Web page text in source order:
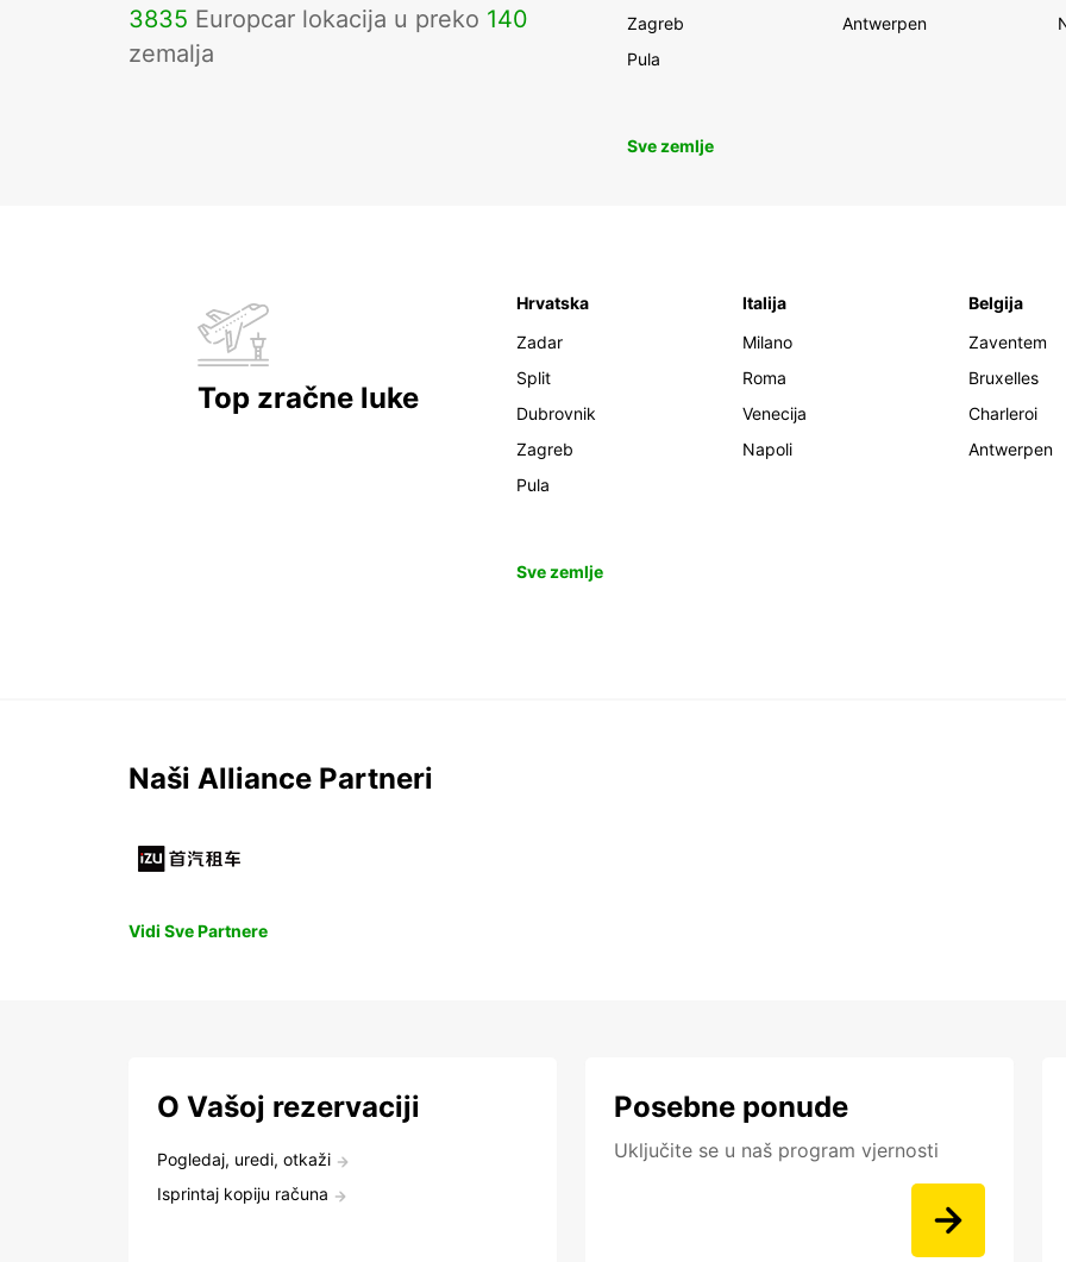
3835 Europcar lokacija u preko 140
zemalja
Zagreb
Pula
Antwerpen
Sve zemlje
Top zračne luke
Hrvatska
Zadar
Split
Dubrovnik
Zagreb
Pula
Italija
Milano
Roma
Venecija
Napoli
Belgija
Zaventem
Bruxelles
Charleroi
Antwerpen
Sve zemlje
Naši Alliance Partneri
Vidi Sve Partnere
O Vašoj rezervaciji
Pogledaj, uredi, otkaži
Isprintaj kopiju računa
Posebne ponude
Uključite se u naš program vjernosti